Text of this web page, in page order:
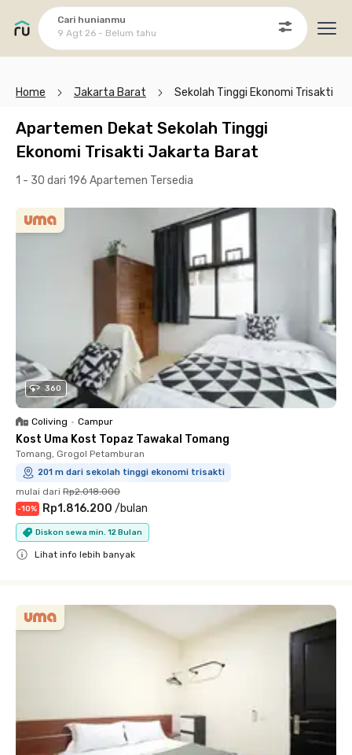
Cari hunianmu
9 Agt 26 - Belum tahu
Home Jakarta Barat Sekolah Tinggi Ekonomi Trisakti
Apartemen Dekat Sekolah Tinggi
Ekonomi Trisakti Jakarta Barat
1 - 30 dari 196 Apartemen Tersedia
360
Coliving • Campur
Kost Uma Kost Topaz Tawakal Tomang
Tomang, Grogol Petamburan
201 m dari sekolah tinggi ekonomi trisakti
mulai dari Rp2.018.000
-10% Rp1.816.200 /bulan
Diskon sewa min. 12 Bulan
Lihat info lebih banyak